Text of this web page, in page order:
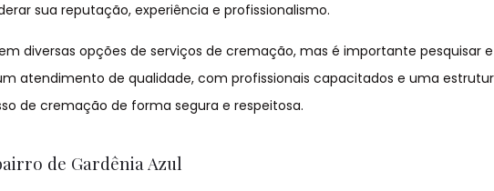
sua reputação, experiência e profissionalismo.
diversas opções de serviços de cremação, mas é importante pesquisar e
atendimento de qualidade, com profissionais capacitados e uma
de cremação de forma segura e respeitosa.
de Gardênia Azul